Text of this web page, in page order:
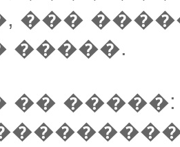
���
�����.
�� �����: